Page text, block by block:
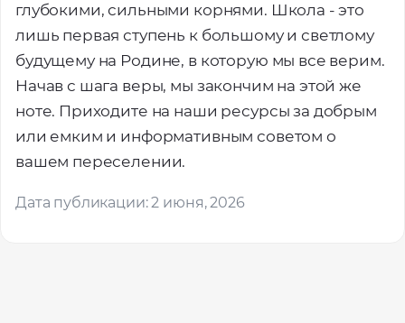
глубокими, сильными корнями. Школа - это
лишь первая ступень к большому и светлому
будущему на Родине, в которую мы все верим.
Начав с шага веры, мы закончим на этой же
ноте. Приходите на наши ресурсы за добрым
или емким и информативным советом о
вашем переселении.
Дата публикации: 2 июня, 2026